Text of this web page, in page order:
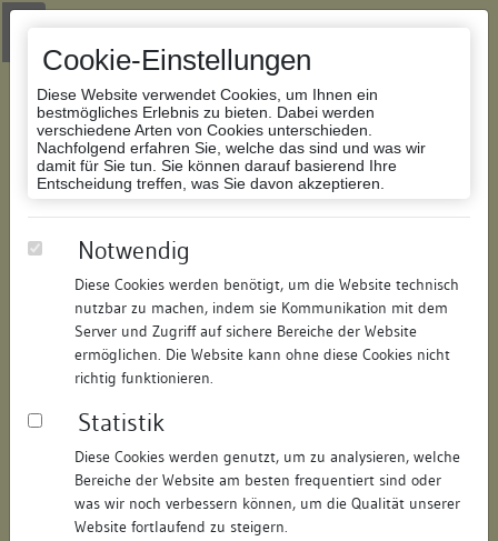
Cookie-Einstellungen
Diese Website verwendet Cookies, um Ihnen ein
bestmögliches Erlebnis zu bieten. Dabei werden
verschiedene Arten von Cookies unterschieden.
Nachfolgend erfahren Sie, welche das sind und was wir
damit für Sie tun. Sie können darauf basierend Ihre
Entscheidung treffen, was Sie davon akzeptieren.
Notwendig
Diese Cookies werden benötigt, um die Website technisch
nutzbar zu machen, indem sie Kommunikation mit dem
Server und Zugriff auf sichere Bereiche der Website
ermöglichen. Die Website kann ohne diese Cookies nicht
richtig funktionieren.
Statistik
Diese Cookies werden genutzt, um zu analysieren, welche
Bereiche der Website am besten frequentiert sind oder
was wir noch verbessern können, um die Qualität unserer
Website fortlaufend zu steigern.
Zur Navigation springen
Zum Inhalt der Website springen
Datenbank Bauforschung/Restaurierung
zum Strauß
301315059162/ Datum: 11.07.2008
Datenbestand:
Bauforschung und Restaurierung
Objektdaten
Straße: Rheingasse